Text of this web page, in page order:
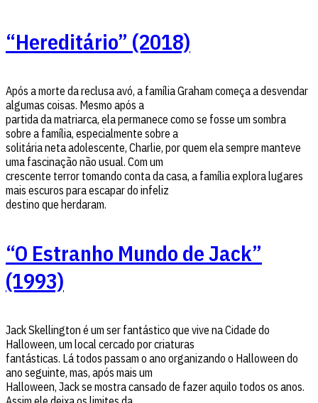
“Hereditário” (2018)
Após a morte da reclusa avó, a família Graham começa a desvendar
algumas coisas. Mesmo após a
partida da matriarca, ela permanece como se fosse um sombra
sobre a família, especialmente sobre a
solitária neta adolescente, Charlie, por quem ela sempre manteve
uma fascinação não usual. Com um
crescente terror tomando conta da casa, a família explora lugares
mais escuros para escapar do infeliz
destino que herdaram.
“O Estranho Mundo de Jack”
(1993)
Jack Skellington é um ser fantástico que vive na Cidade do
Halloween, um local cercado por criaturas
fantásticas. Lá todos passam o ano organizando o Halloween do
ano seguinte, mas, após mais um
Halloween, Jack se mostra cansado de fazer aquilo todos os anos.